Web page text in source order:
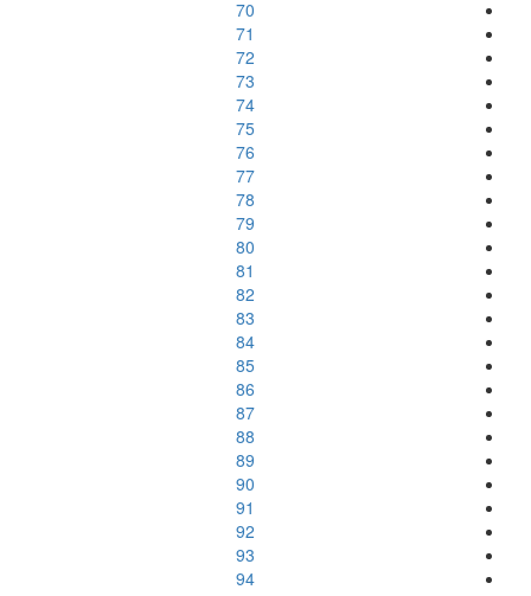
70
71
72
73
74
75
76
77
78
79
80
81
82
83
84
85
86
87
88
89
90
91
92
93
94